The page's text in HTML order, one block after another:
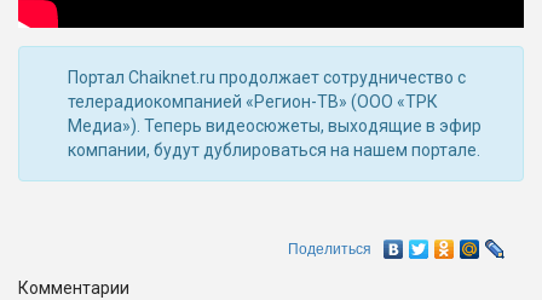
Портал Chaiknet.ru продолжает сотрудничество с
телерадиокомпанией «Регион-ТВ» (ООО «ТРК
Медиа»). Теперь видеосюжеты, выходящие в эфир
компании, будут дублироваться на нашем портале.
Поделиться
Комментарии